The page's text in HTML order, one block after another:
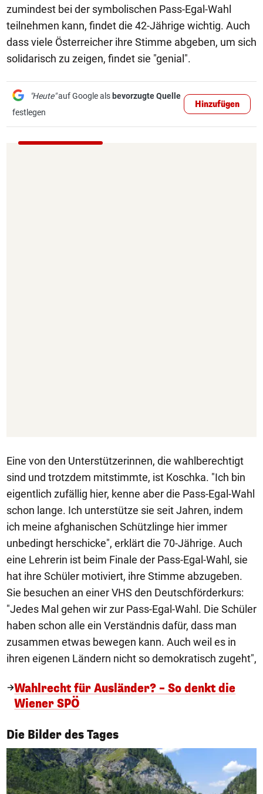
zumindest bei der symbolischen Pass-Egal-Wahl
teilnehmen kann, findet die 42-Jährige wichtig. Auch
dass viele Österreicher ihre Stimme abgeben, um sich
solidarisch zu zeigen, findet sie "genial".
"Heute"auf Google als bevorzugte Quelle
festlegen
Hinzufügen
Eine von den Unterstützerinnen, die wahlberechtigt
sind und trotzdem mitstimmte, ist Koschka. "Ich bin
eigentlich zufällig hier, kenne aber die Pass-Egal-Wahl
schon lange. Ich unterstütze sie seit Jahren, indem
ich meine afghanischen Schützlinge hier immer
unbedingt herschicke", erklärt die 70-Jährige. Auch
eine Lehrerin ist beim Finale der Pass-Egal-Wahl, sie
hat ihre Schüler motiviert, ihre Stimme abzugeben.
Sie besuchen an einer VHS den Deutschförderkurs:
"Jedes Mal gehen wir zur Pass-Egal-Wahl. Die Schüler
haben schon alle ein Verständnis dafür, dass man
zusammen etwas bewegen kann. Auch weil es in
ihren eigenen Ländern nicht so demokratisch zugeht",
Wahlrecht für Ausländer? – So denkt die
Wiener SPÖ
Die Bilder des Tages
1/50